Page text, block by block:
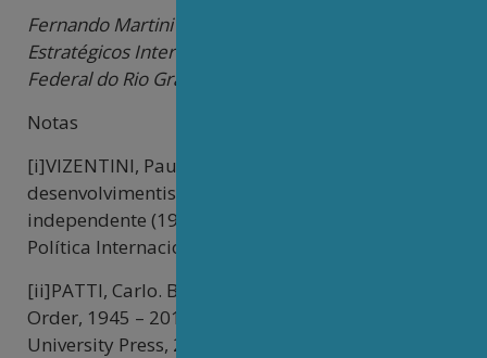
Fernando Martini é mestrando em Estudos
Estratégicos Internacionais na Universidade
Federal do Rio Grande do Sul (PPGEEI/UFRGS).
Notas
[i]VIZENTINI, Paulo G. Fagundes. O nacionalismo
desenvolvimentista e a política externa
independente (1951-1964). Revista Brasileira de
Política Internacional, v. 37, n. 1, p. 24-36, 1994.
[ii]PATTI, Carlo. Brazil in the Global Nuclear
Order, 1945 – 2018. Baltimore: John Hopkins
University Press, 2021.